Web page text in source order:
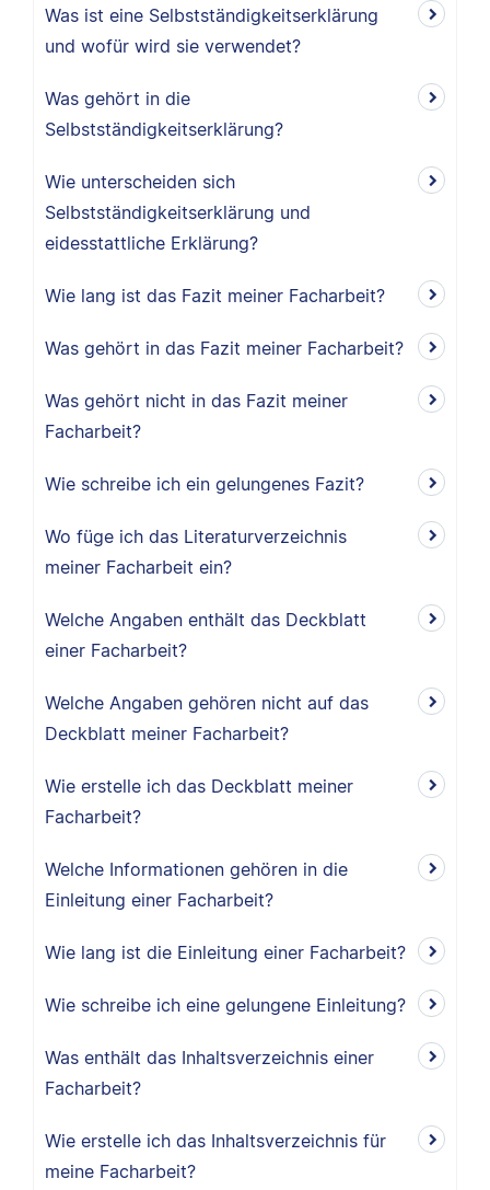
Was ist eine Selbstständigkeitserklärung
und wofür wird sie verwendet?
Was gehört in die
Selbstständigkeitserklärung?
Wie unterscheiden sich
Selbstständigkeitserklärung und
eidesstattliche Erklärung?
Wie lang ist das Fazit meiner Facharbeit?
Was gehört in das Fazit meiner Facharbeit?
Was gehört nicht in das Fazit meiner
Facharbeit?
Wie schreibe ich ein gelungenes Fazit?
Wo füge ich das Literaturverzeichnis
meiner Facharbeit ein?
Welche Angaben enthält das Deckblatt
einer Facharbeit?
Welche Angaben gehören nicht auf das
Deckblatt meiner Facharbeit?
Wie erstelle ich das Deckblatt meiner
Facharbeit?
Welche Informationen gehören in die
Einleitung einer Facharbeit?
Wie lang ist die Einleitung einer Facharbeit?
Wie schreibe ich eine gelungene Einleitung?
Was enthält das Inhaltsverzeichnis einer
Facharbeit?
Wie erstelle ich das Inhaltsverzeichnis für
meine Facharbeit?